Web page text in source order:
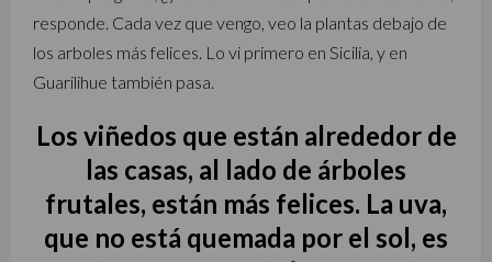
responde. Cada vez que vengo, veo la plantas debajo de
los arboles más felices. Lo vi primero en Sicilia, y en
Guarilihue también pasa.
Los viñedos que están alrededor de
las casas, al lado de árboles
frutales, están más felices. La uva,
que no está quemada por el sol, es